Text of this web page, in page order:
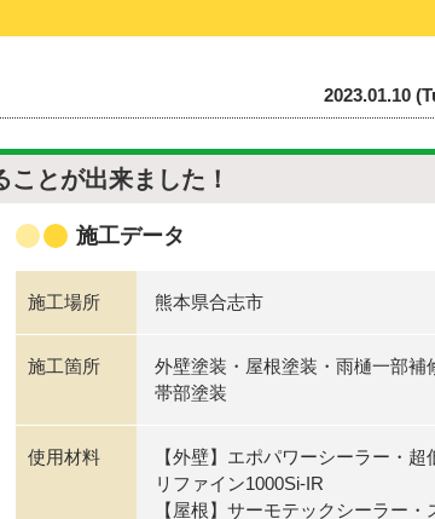
2023.01.10
とが出来ました！
施工データ
施工場所 熊本県合志市
施工箇所
外壁塗装・屋根塗装・雨樋一部補
帯部塗装
使用材料
【外壁】エポパワーシーラー・超
リファイン1000Si-IR
【屋根】サーモテックシーラー・